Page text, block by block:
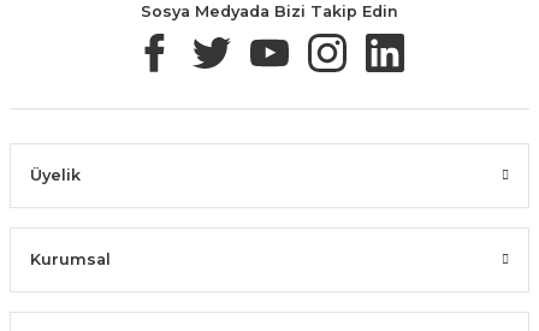
Sosya Medyada Bizi Takip Edin
Üyelik
Kurumsal